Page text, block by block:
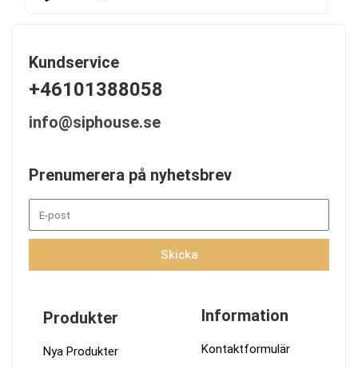
Kundservice
+46101388058
info@siphouse.se
Prenumerera på nyhetsbrev
Skicka
Produkter
Nya Produkter
Information
Kontaktformulär